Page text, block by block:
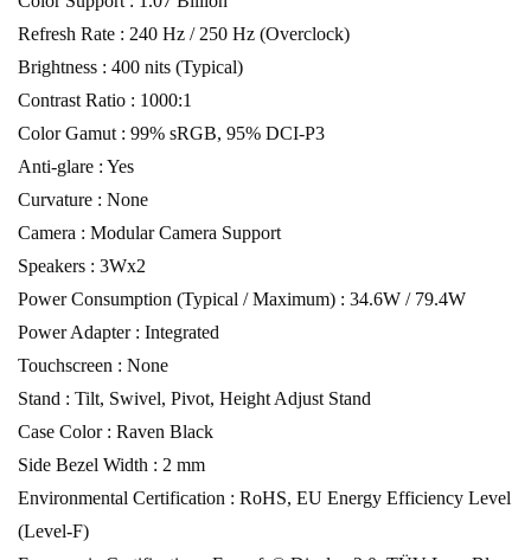
Refresh Rate : 240 Hz / 250 Hz (Overclock)
Brightness : 400 nits (Typical)
Contrast Ratio : 1000:1
Color Gamut : 99% sRGB, 95% DCI-P3
Anti-glare : Yes
Curvature : None
Camera : Modular Camera Support
Speakers : 3Wx2
Power Consumption (Typical / Maximum) : 34.6W / 79.4W
Power Adapter : Integrated
Touchscreen : None
Stand : Tilt, Swivel, Pivot, Height Adjust Stand
Case Color : Raven Black
Side Bezel Width : 2 mm
Environmental Certification : RoHS, EU Energy Efficiency Level
(Level-F)